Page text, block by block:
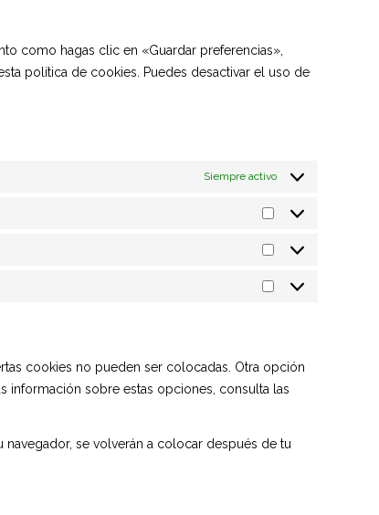
varios
como hagas clic en «Guardar preferencias»,
política de cookies. Puedes desactivar el uso de
Siempre activo
Preferencias
Estadísticas
Marketing
cookies no pueden ser colocadas. Otra opción
información sobre estas opciones, consulta las
se volverán a colocar después de tu